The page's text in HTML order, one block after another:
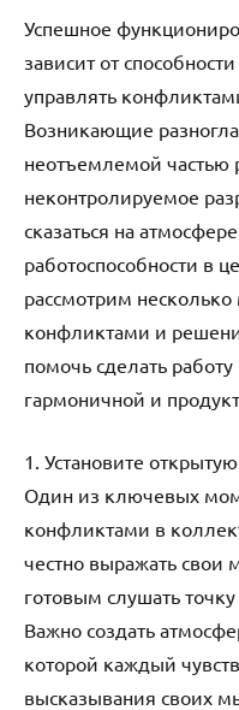
Успешное
зависит от
управлять
Возникающие
неотъемлемой частью
неконтролируемое
сказаться на
работоспособности в
рассмотрим
конфликтами и
помочь сделать
гармоничной и
1. Установите
Один из ключевых
конфликтами в
честно выражать свои
готовым слушать
Важно создать
которой каждый
высказывания своих